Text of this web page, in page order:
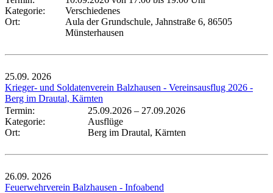
Kategorie:
Verschiedenes
Ort:
Aula der Grundschule, Jahnstraße 6, 86505
Münsterhausen
25.09. 2026
Krieger- und Soldatenverein Balzhausen - Vereinsausflug 2026 -
Berg im Drautal, Kärnten
Termin:
25.09.2026 – 27.09.2026
Kategorie:
Ausflüge
Ort:
Berg im Drautal, Kärnten
26.09. 2026
Feuerwehrverein Balzhausen - Infoabend